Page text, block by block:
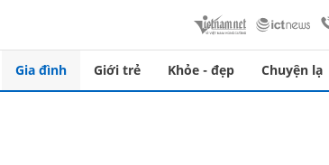
Gia đình Giới trẻ Khỏe - đẹp Chuyện lạ